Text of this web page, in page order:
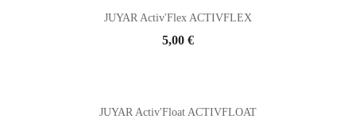
JUYAR Activ'Flex ACTIVFLEX
Prix
5,00 €
JUYAR Activ'Float ACTIVFLOAT